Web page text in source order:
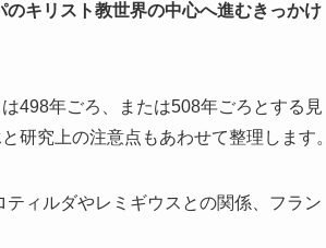
キリスト教世界の中心へ進むきっかけ
498年ごろ、または508年ごろとする見
研究上の注意点もあわせて整理します。
ィルダやレミギウスとの関係、フラン